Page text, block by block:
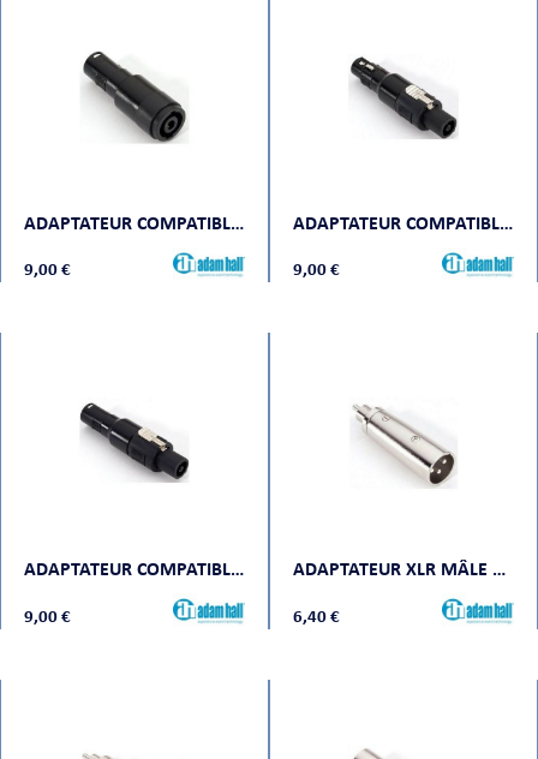
ADAPTATEUR COMPATIBLE SPEAKON 4 POINTS CHÂSSIS VERS XLR MÂLE
9,00 €
ADAPTATEUR COMPATIBLE SPEAKON 4 POINTS CONNECTEUR VERS XLR FEMELLE
9,00 €
ADAPTATEUR COMPATIBLE SPEAKON 4 POINTS CONNECTEUR VERS XLR MÂLE
9,00 €
ADAPTATEUR XLR MÂLE VERS RCA MÂLE
6,40 €